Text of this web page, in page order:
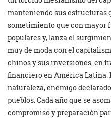
manteniendo sus estructuras
sometimiento que con mayor
populares y, lanza el
muy de moda con el
chinos y sus inversiones. en
financiero en América Latina.
naturaleza, enemigo
pueblos. Cada año que se
compromiso y preparación